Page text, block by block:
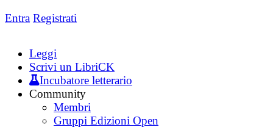
Entra Registrati
Leggi
Scrivi un LibriCK
Incubatore letterario
Community
Membri
Gruppi Edizioni Open